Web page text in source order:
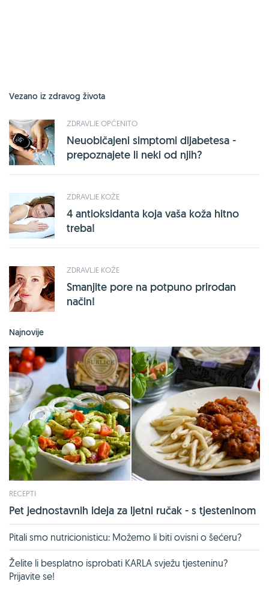
Vezano iz zdravog života
ZDRAVLJE OPĆENITO
Neuobičajeni simptomi dijabetesa -
prepoznajete li neki od njih?
ZDRAVLJE KOŽE
4 antioksidanta koja vaša koža hitno
treba!
ZDRAVLJE KOŽE
Smanjite pore na potpuno prirodan
način!
Najnovije
RECEPTI
Pet jednostavnih ideja za ljetni ručak - s tjesteninom
Pitali smo nutricionisticu: Možemo li biti ovisni o šećeru?
Želite li besplatno isprobati KARLA svježu tjesteninu?
Prijavite se!